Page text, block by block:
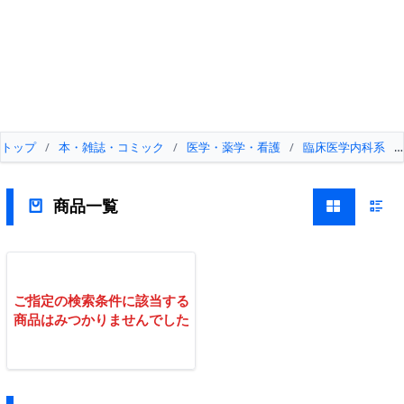
トップ / 本・雑誌・コミック / 医学・薬学・看護 / 臨床医学内科系 /
商品一覧
ご指定の検索条件に該当する
商品はみつかりませんでした